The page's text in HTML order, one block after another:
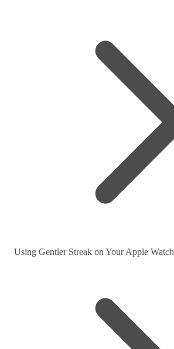
Using Gentler Streak on Your Apple Watch